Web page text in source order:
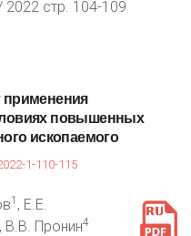
стр. 104-109
применения
повышенных
ископаемого
1-110-115
1 , Е.Е.
, В.В. Пронин4